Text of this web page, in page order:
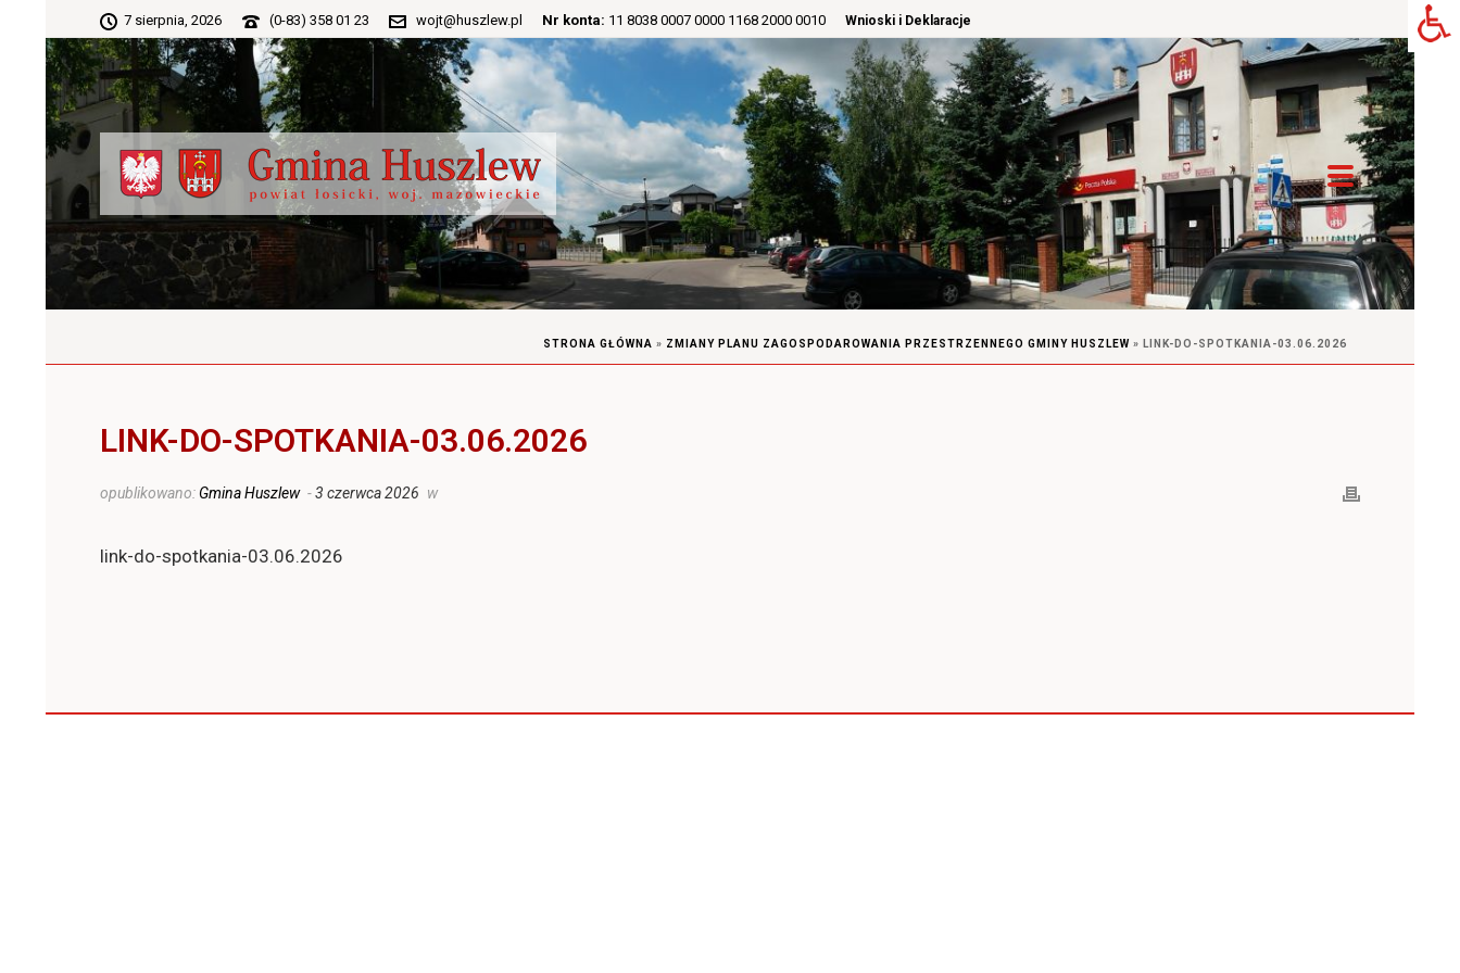
7 sierpnia, 2026 (0-83) 358 01 23 wojt@huszlew.pl Nr konta: 11 8038 0007 0000 1168 2000 0010 Wnioski i Deklaracje
STRONA GŁÓWNA » ZMIANY PLANU ZAGOSPODAROWANIA PRZESTRZENNEGO GMINY HUSZLEW » LINK-DO-SPOTKANIA-03.06.2026
LINK-DO-SPOTKANIA-03.06.2026
opublikowano: Gmina Huszlew -3 czerwca 2026 w
link-do-spotkania-03.06.2026